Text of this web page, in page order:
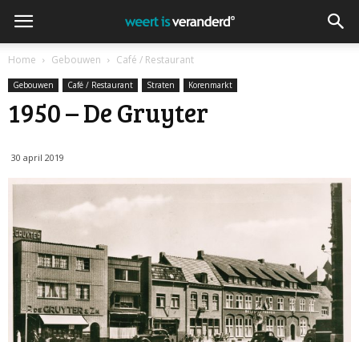
Home Gebouwen Café / Restaurant
Gebouwen Café / Restaurant Straten Korenmarkt
1950 – De Gruyter
30 april 2019